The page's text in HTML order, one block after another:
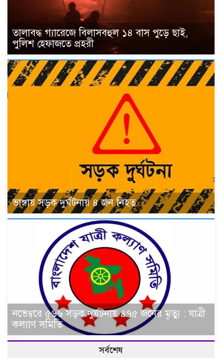
তালাবদ্ধ গ্যারেজে বিলাসবহুল ১৪ বাস পুড়ে ছাই,
পুলিশ হেফাজতে প্রহরী
ভাঙ্গায় সড়ক দুর্ঘটনায় ৪ জন নিহত
নভেম্বরে ৫৬৬ সড়ক দুর্ঘটনায় ৪৭৫ জনের মৃত্যু : যাত্রী
কল্যাণ সমিতি
সর্বশেষ